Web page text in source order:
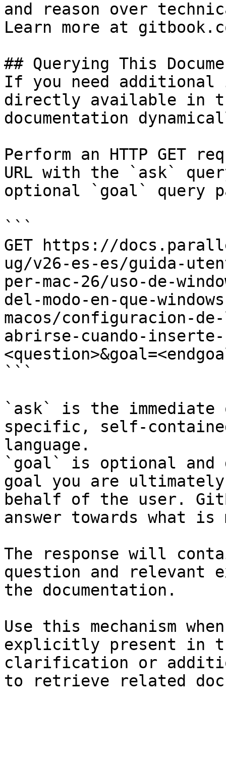
and reason over
Learn more at
## Querying This
If you need
directly available in
documentation
Perform an HTTP GET
URL with the `ask`
optional `goal` query
```
GET https://
ug/v26-es-es/guida-
per-mac-26/uso-de-
del-modo-en-que-
macos/configuracion-
abrirse-cuando-inserte-
```
`ask` is the
specific, self-
language.
`goal` is optional and
goal you are
behalf of the user.
answer towards what
The response will
question and relevant
the documentation.
Use this mechanism
explicitly present in
clarification or